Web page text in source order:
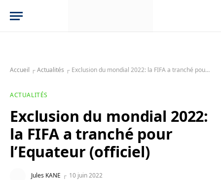
Accueil ┌Actualités ┌ Exclusion du mondial 2022: la FIFA a tranché pour l’Equateur (officiel)
ACTUALITÉS
Exclusion du mondial 2022:
la FIFA a tranché pour
l’Equateur (officiel)
Jules KANE 10 juin 2022